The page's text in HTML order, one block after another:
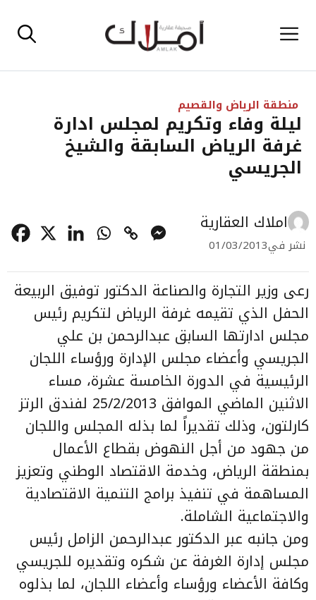
إلى القائمة
منطقة الرياض والقصيم
ليلة وفاء وتكريم لمجلس ادارة
غرفة الرياض السابقة والشيخ
الجريسي
املاك العقارية
نشر في01/03/2013
رعى وزير التجارة والصناعة الدكتور توفيق الربيعة
الحفل الذي تقيمه غرفة الرياض لتكريم رئيس
مجلس ادارتها السابق عبدالرحمن بن علي
الجريسي وأعضاء مجلس الإدارة ورؤساء اللجان
الرئيسية في الدورة الخامسة عشرة، مساء
الاثنين الماضي الموافق 25/2/2013 لفندق الرتز
كارلتون، وذلك تقديراً لما بذله المجلس واللجان
من جهود من أجل النهوض بقطاع الأعمال
بمنطقة الرياض، وخدمة الاقتصاد الوطني وتعزيز
المساهمة في تنفيذ برامج التنمية الاقتصادية
والاجتماعية الشاملة.
ومن جانبه عبر الدكتور عبدالرحمن الزامل رئيس
مجلس إدارة الغرفة عن شكره وتقديره للجريسي
وكافة الأعضاء ورؤساء وأعضاء اللجان، لما بذلوه